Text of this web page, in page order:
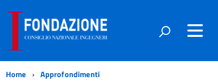
Home Approfondimenti